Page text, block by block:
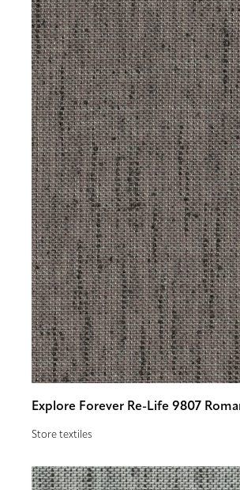
Explore Forever Re-Life 9807
Store textiles